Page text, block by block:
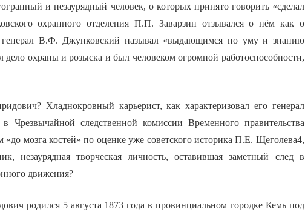
и незаурядный человек, о которых принято говорить «сделал
охранного отделения П.П. Заварзин отзывался о нём как о
генерал В.Ф. Джунковский называл «выдающимся по уму и знанию
охраны и розыска и был человеком огромной работоспособности,
Хладнокровный карьерист, как характеризовал его генерал
следственной комиссии Временного правительства
«до мозга костей» по оценке уже советского историка П.Е. Щеголева4,
незаурядная творческая личность, оставившая заметный след в
движения?
родился 5 августа 1873 года в провинциальном городке Кемь под